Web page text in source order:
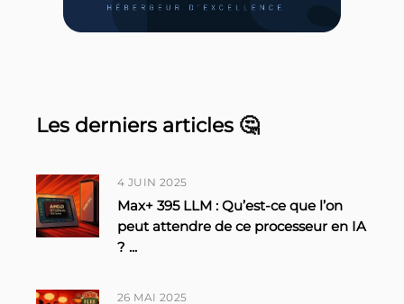
Les derniers articles 🤔
4 JUIN 2025
Max+ 395 LLM : Qu’est-ce que l’on
peut attendre de ce processeur en IA
? ...
26 MAI 2025